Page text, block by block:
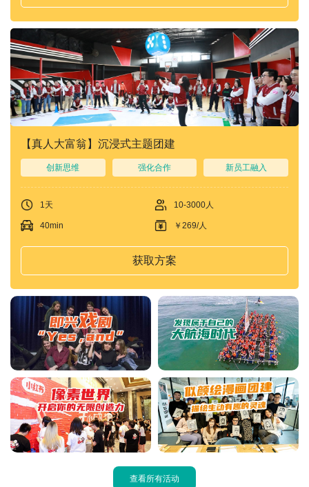
【真人大富翁】沉浸式主题团建
创新思维 强化合作 新员工融入
1天 10-3000人
40min ￥269/人
获取方案
查看所有活动